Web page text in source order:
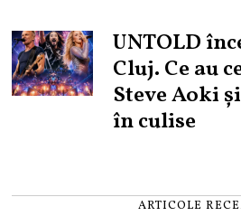
UNTOLD
Cluj. Ce au
Steve Aoki
în culise
ARTICOLE